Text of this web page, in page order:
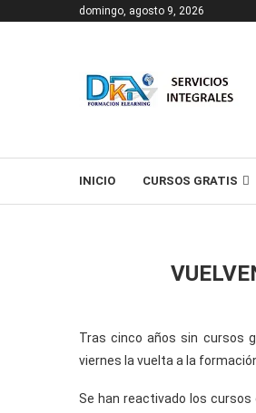
domingo, agosto 9, 2026
INICIO CURSOS GRATIS
Tras cinco años sin cursos
viernes la vuelta a la
Se han reactivado los cursos